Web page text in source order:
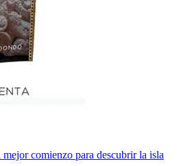
comienzo para descubrir la isla